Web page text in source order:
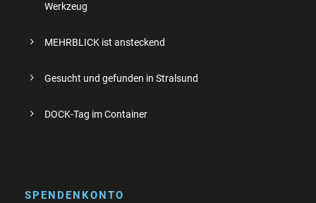
Werkzeug
MEHRBLICK ist ansteckend
Gesucht und gefunden in Stralsund
DOCK-Tag im Container
SPENDENKONTO